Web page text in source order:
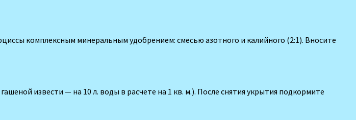
комплексным минеральным удобрением: смесью азотного и калийно­го (2:1). Вносите
извести — на 10 л. воды в расчете на 1 кв. м.). После снятия укрытия подкормите